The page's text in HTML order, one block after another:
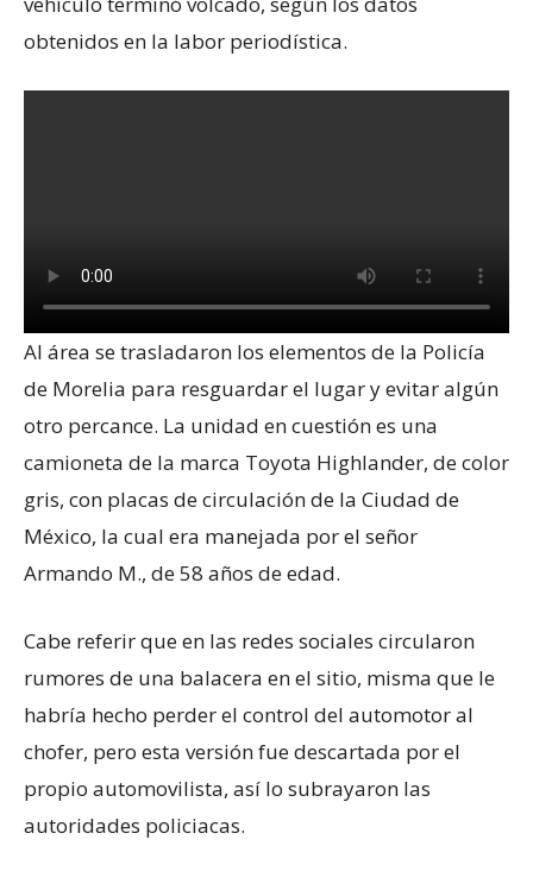
obtenidos en la labor periodística.
Al área se trasladaron los elementos de la Policía
de Morelia para resguardar el lugar y evitar algún
otro percance. La unidad en cuestión es una
camioneta de la marca Toyota Highlander, de color
gris, con placas de circulación de la Ciudad de
México, la cual era manejada por el señor
Armando M., de 58 años de edad.
Cabe referir que en las redes sociales circularon
rumores de una balacera en el sitio, misma que le
habría hecho perder el control del automotor al
chofer, pero esta versión fue descartada por el
propio automovilista, así lo subrayaron las
autoridades policiacas.